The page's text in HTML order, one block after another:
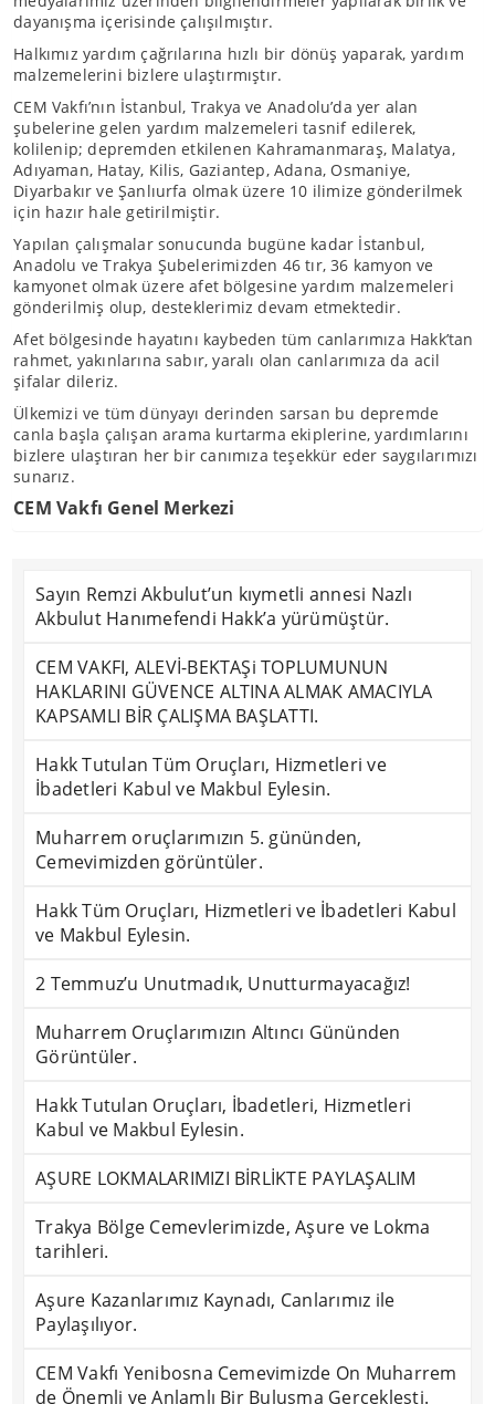
dayanışma içerisinde çalışılmıştır.
Halkımız yardım çağrılarına hızlı bir dönüş yaparak, yardım
malzemelerini bizlere ulaştırmıştır.
CEM Vakfı’nın İstanbul, Trakya ve Anadolu’da yer alan
şubelerine gelen yardım malzemeleri tasnif edilerek,
kolilenip; depremden etkilenen Kahramanmaraş, Malatya,
Adıyaman, Hatay, Kilis, Gaziantep, Adana, Osmaniye,
Diyarbakır ve Şanlıurfa olmak üzere 10 ilimize gönderilmek
için hazır hale getirilmiştir.
Yapılan çalışmalar sonucunda bugüne kadar İstanbul,
Anadolu ve Trakya Şubelerimizden 46 tır, 36 kamyon ve
kamyonet olmak üzere afet bölgesine yardım malzemeleri
gönderilmiş olup, desteklerimiz devam etmektedir.
Afet bölgesinde hayatını kaybeden tüm canlarımıza Hakk’tan
rahmet, yakınlarına sabır, yaralı olan canlarımıza da acil
şifalar dileriz.
Ülkemizi ve tüm dünyayı derinden sarsan bu depremde
canla başla çalışan arama kurtarma ekiplerine, yardımlarını
bizlere ulaştıran her bir canımıza teşekkür eder saygılarımızı
sunarız.
CEM Vakfı Genel Merkezi
Sayın Remzi Akbulut’un kıymetli annesi Nazlı
Akbulut Hanımefendi Hakk’a yürümüştür.
CEM VAKFI, ALEVİ-BEKTAŞi TOPLUMUNUN
HAKLARINI GÜVENCE ALTINA ALMAK AMACIYLA
KAPSAMLI BİR ÇALIŞMA BAŞLATTI.
Hakk Tutulan Tüm Oruçları, Hizmetleri ve
İbadetleri Kabul ve Makbul Eylesin.
Muharrem oruçlarımızın 5. gününden,
Cemevimizden görüntüler.
Hakk Tüm Oruçları, Hizmetleri ve İbadetleri Kabul
ve Makbul Eylesin.
2 Temmuz’u Unutmadık, Unutturmayacağız!
Muharrem Oruçlarımızın Altıncı Gününden
Görüntüler.
Hakk Tutulan Oruçları, İbadetleri, Hizmetleri
Kabul ve Makbul Eylesin.
AŞURE LOKMALARIMIZI BİRLİKTE PAYLAŞALIM
Trakya Bölge Cemevlerimizde, Aşure ve Lokma
tarihleri.
Aşure Kazanlarımız Kaynadı, Canlarımız ile
Paylaşılıyor.
CEM Vakfı Yenibosna Cemevimizde On Muharrem
de Önemli ve Anlamlı Bir Buluşma Gerçekleşti.